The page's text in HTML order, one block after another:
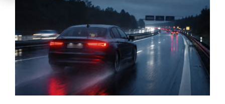
A4Q - Alliance for Qualification